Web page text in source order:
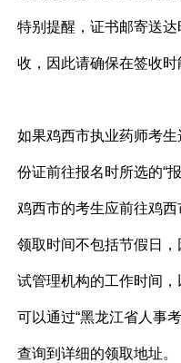
特别提醒，证书邮寄送
收，因此请确保在签收时
如果鸡西市执业药师考
份证前往报名时所选的“
鸡西市的考生应前往鸡
领取时间不包括节假日
试管理机构的工作时间，
可以通过“黑龙江省人事
查询到详细的领取地址。